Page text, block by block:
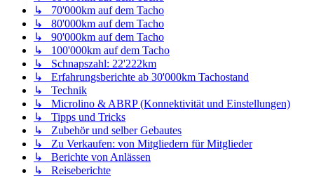
↳ 70'000km auf dem Tacho
↳ 80'000km auf dem Tacho
↳ 90'000km auf dem Tacho
↳ 100'000km auf dem Tacho
↳ Schnapszahl: 22'222km
↳ Erfahrungsberichte ab 30'000km Tachostand
↳ Technik
↳ Microlino & ABRP (Konnektivität und Einstellungen)
↳ Tipps und Tricks
↳ Zubehör und selber Gebautes
↳ Zu Verkaufen: von Mitgliedern für Mitglieder
↳ Berichte von Anlässen
↳ Reiseberichte